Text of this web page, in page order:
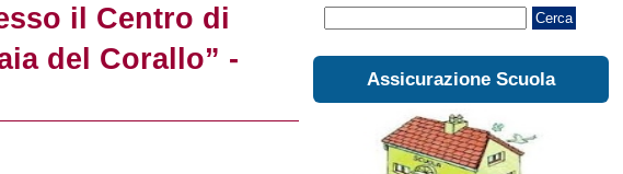
il Centro di
del Corallo” -
Cerca
Assicurazione Scuola